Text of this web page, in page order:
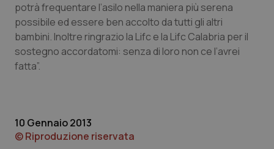
Oncologia & Nutrizione
Psoriasi & pelle
Quotidiano Chirurgia
potrà frequentare l’asilo nella maniera più serena
possibile ed essere ben accolto da tutti gli altri
bambini. Inoltre ringrazio la Lifc e la Lifc Calabria per il
sostegno accordatomi: senza di loro non ce l’avrei
fatta”.
10 Gennaio 2013
© Riproduzione riservata